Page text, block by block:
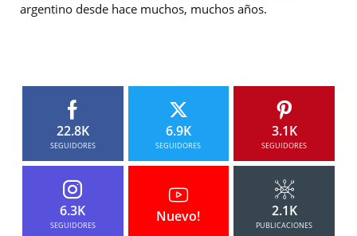
argentino desde hace muchos, muchos años.
22.8K
SEGUIDORES
6.9K
SEGUIDORES
3.1K
SEGUIDORES
6.3K
SEGUIDORES
Nuevo! 2.1K
PUBLICACIONES